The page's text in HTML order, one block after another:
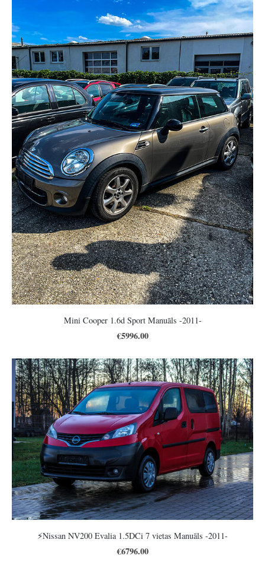
Mini Cooper 1.6d Sport Manuāls -2011-
€5996.00
⚡️Nissan NV200 Evalia 1.5DCi 7 vietas Manuāls -2011-
€6796.00